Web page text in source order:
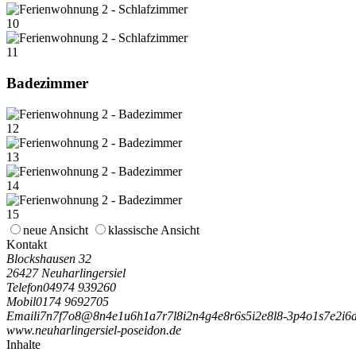
10
11
Badezimmer
12
13
14
15
neue Ansicht
klassische Ansicht
Kontakt
Blockshausen 32
26427 Neuharlingersiel
Telefon04974 939260
Mobil0174 9692705
Emaili7n7f7o8@8n4e1u6h1a7r7l8i2n4g4e8r6s5i2e8l8-3p4o1s7e2i6
www.neuharlingersiel-poseidon.de
Inhalte